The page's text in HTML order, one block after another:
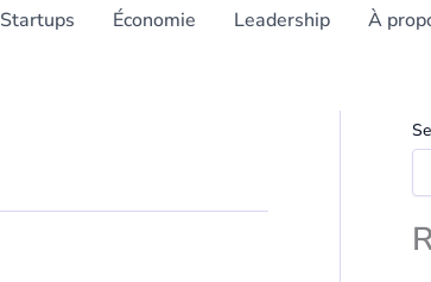
Startups Économie Leadership À